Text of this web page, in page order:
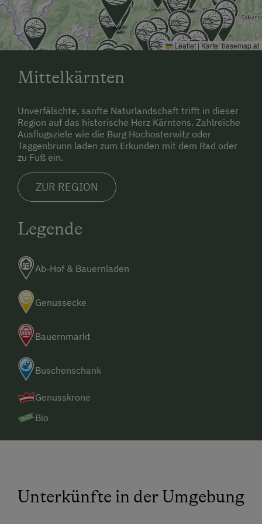
Leaflet | Karte:basemap.at
Mittelkärnten
Unverfälschte, sanfte Naturlandschaft trifft in dieser
Region auf das historische Herz Kärntens. Zahlreiche
Ausflugsziele wie die Burg Hochosterwitz oder
Taggenbrunn laden zum Erkunden mit dem Rad oder
zu Fuß ein.
ZUR REGION
Legende
Ab-Hof & Bauernladen
Genussecke
Bauernmarkt
Buschenschank
Genusskrone
Bio
Unterkünfte in der Umgebung